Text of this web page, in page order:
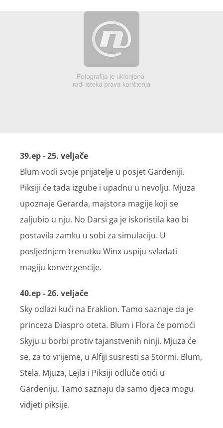
39.ep - 25. veljače
Blum vodi svoje prijatelje u posjet Gardeniji.
Piksiji će tada izgube i upadnu u nevolju. Mjuza
upoznaje Gerarda, majstora magije koji se
zaljubio u nju. No Darsi ga je iskoristila kao bi
postavila zamku u sobi za simulaciju. U
posljednjem trenutku Winx uspiju svladati
magiju konvergencije.
40.ep - 26. veljače
Sky odlazi kući na Eraklion. Tamo saznaje da je
princeza Diaspro oteta. Blum i Flora će pomoći
Skyju u borbi protiv tajanstvenih ninji. Mjuza će
se, za to vrijeme, u Alfiji susresti sa Stormi. Blum,
Stela, Mjuza, Lejla i Piksiji odluče otići u
Gardeniju. Tamo saznaju da samo djeca mogu
vidjeti piksije.